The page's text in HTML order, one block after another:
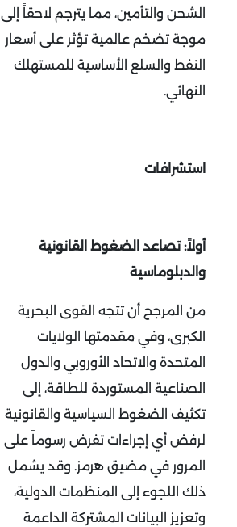
الشحن والتأمين، مما يترجم لاحقاً إلى
موجة تضخم عالمية تؤثر على أسعار
النفط والسلع الأساسية للمستهلك
النهائي.
استشرافات
أولاً: تصاعد الضغوط القانونية
والدبلوماسية
من المرجح أن تتجه القوى البحرية
الكبرى، وفي مقدمتها الولايات
المتحدة والاتحاد الأوروبي والدول
الصناعية المستوردة للطاقة، إلى
تكثيف الضغوط السياسية والقانونية
لرفض أي إجراءات تفرض رسوماً على
المرور في مضيق هرمز. وقد يشمل
ذلك اللجوء إلى المنظمات الدولية،
وتعزيز البيانات المشتركة الداعمة